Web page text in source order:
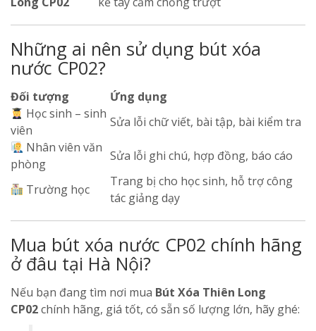
Những ai nên sử dụng bút xóa
nước CP02?
Đối tượng
Ứng dụng
Học sinh – sinh
viên
Sửa lỗi chữ viết, bài tập, bài kiểm tra
Nhân viên văn
phòng
Sửa lỗi ghi chú, hợp đồng, báo cáo
Trường học
Trang bị cho học sinh, hỗ trợ công
tác giảng dạy
Mua bút xóa nước CP02 chính hãng
ở đâu tại Hà Nội?
Nếu bạn đang tìm nơi mua Bút Xóa Thiên Long
CP02chính hãng, giá tốt, có sẵn số lượng lớn, hãy ghé: